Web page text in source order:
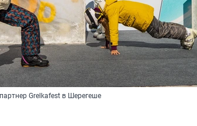
Grelkafest в Шерегеше